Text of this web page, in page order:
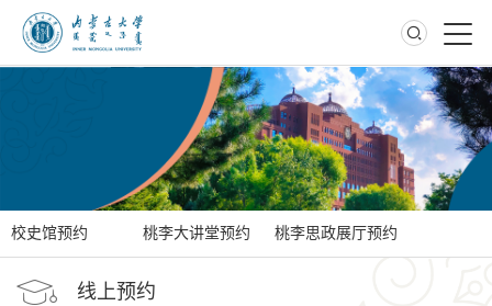
线上预约
校史馆预约 桃李大讲堂预约 桃李思政展厅预约
线上预约